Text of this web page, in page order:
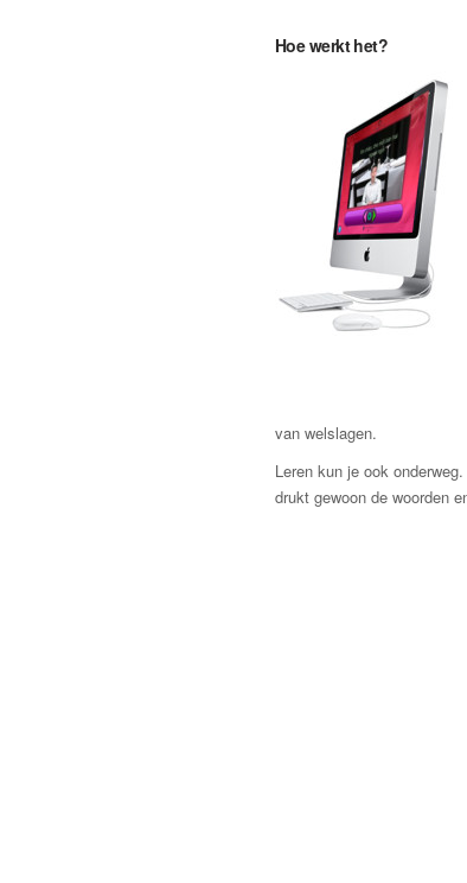
Hoe werkt het?
van welslagen.
Leren kun je ook
drukt gewoon de woorden